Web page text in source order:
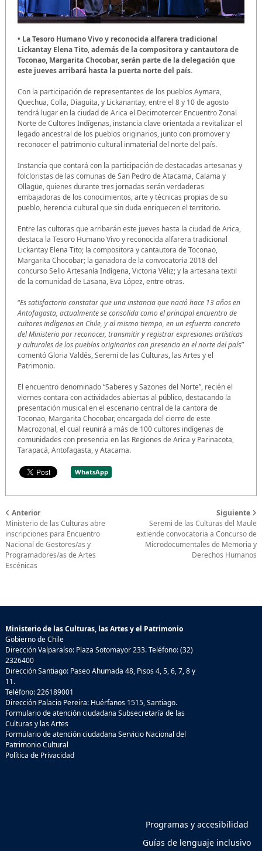
• La Tesoro Humano Vivo y reconocida alfarera tradicional
Lickantay Elena Tito, además de la compositora y cantautora de
Toconao, Margarita Chocobar, serán parte de la delegación que
este jueves arribará hasta la puerta norte del país.
Con la participación de representantes de los pueblos Aymara,
Quechua, Colla, Diaguita, y Lickanantay, entre el 8 y 10 de agosto
tendrá lugar en la ciudad de Arica el Decimotercer Encuentro Zonal
Norte de Cultores Indígenas, instancia clave orientada a revitalizar el
legado ancestral de los pueblos originarios, junto con promover y
reconocer el patrimonio cultural inmaterial del norte del país.
Instancia que contará con la participación de destacadas artesanas y
folcloristas de las comunas de San Pedro de Atacama, Calama y
Ollagüe, quienes durante tres jornadas serán verdaderas
embajadoras de los conocimientos, arte y técnicas propias de su
pueblo, herencia cultural que sin duda enriquecen el territorio.
Entre las cultoras que arribarán este jueves hasta la ciudad de Arica,
destaca la Tesoro Humano Vivo y reconocida alfarera tradicional
Lickantay Elena Tito; la compositora y cantautora de Toconao,
Margarita Chocobar; la ganadora de la convocatoria 2018 del
concurso Sello Artesanía Indígena, Victoria Véliz; y la artesana textil
de la comunidad de Lasana, Eva López, entre otras.
“Es satisfactorio constatar que una instancia que nació hace 13 años en
Antofagasta, actualmente se consolida como el principal encuentro de
cultores indígenas en Chile, y al mismo tiempo, en un esfuerzo concreto
del Ministerio por reconocer, transmitir y registrar expresiones artísticas
y culturales de los pueblos originarios con presencia en el norte del país”
comentó Gloria Valdés, Seremi de las Culturas, las Artes y el
Patrimonio.
El encuentro denominado “Saberes y Sazones del Norte”, recién el
viernes contara con actividades abiertas al público, destacando la
presentación musical en el escenario central de la cantora de
Toconao, Margarita Chocobar, encargada del cierre de este
Macrozonal, el cual reunirá a más de 100 cultores indígenas de
comunidades con presencia en las Regiones de Arica y Parinacota,
Tarapacá, Antofagasta, y Atacama.
WhatsApp
Anterior
Ministerio de las Culturas abre
inscripciones para Encuentro
Nacional de Gestores/as y
Programadores/as de Artes
Escénicas
Siguiente
Seremi de las Culturas del Maule
extiende convocatoria a Concurso de
Microdocumentales de Memoria y
Derechos Humanos
Ministerio de las Culturas, las Artes y el Patrimonio
Gobierno de Chile
Dirección Valparaíso: Plaza Sotomayor 233. Teléfono: (32)
2326400
Dirección Santiago: Paseo Ahumada 48, Pisos 4, 5, 6, 7, 8 y
11.
Teléfono: 226189001
Dirección Palacio Pereira: Huérfanos 1515, Santiago.
Formulario de atención ciudadana Subsecretaría de las
Culturas y las Artes
Formulario de atención ciudadana Servicio Nacional del
Patrimonio Cultural
Política de Privacidad
Programas y accesibilidad
Guías de lenguaje inclusivo